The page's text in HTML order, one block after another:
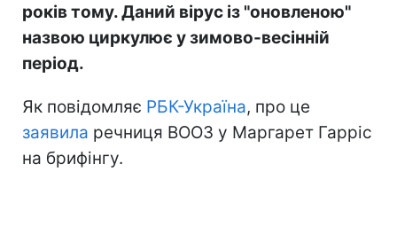
років тому. Даний вірус із "оновленою"
назвою циркулює у зимово-весінній
період.
Як повідомляє РБК-Україна, про це
заявила речниця ВООЗ у Маргарет Гарріс
на брифінгу.